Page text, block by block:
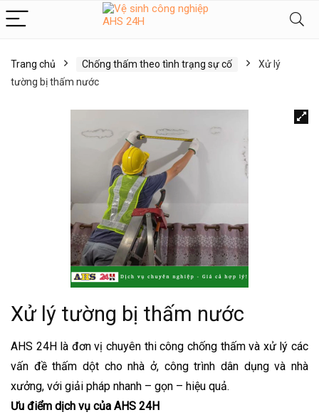
Trang chủ Chống thấm theo tình trạng sự cố
Xử lý
tường bị thấm nước
Xử lý tường bị thấm nước
AHS 24H là đơn vị chuyên thi công chống thấm và xử lý các
vấn đề thấm dột cho nhà ở, công trình dân dụng và nhà
xưởng, với giải pháp nhanh – gọn – hiệu quả.
Ưu điểm dịch vụ của AHS 24H